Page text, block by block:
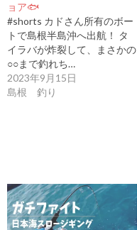
ョア🐟
#shorts カドさん所有のボー
トで島根半島沖へ出航！ タ
イラバが炸裂して、まさかの
○○まで釣れち…
2023年9月15日
島根 釣り